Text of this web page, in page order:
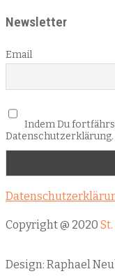
Newsletter
Email
Indem Du
Datenschutzerklärung.
Copyright @ 2020
Design: Raphael